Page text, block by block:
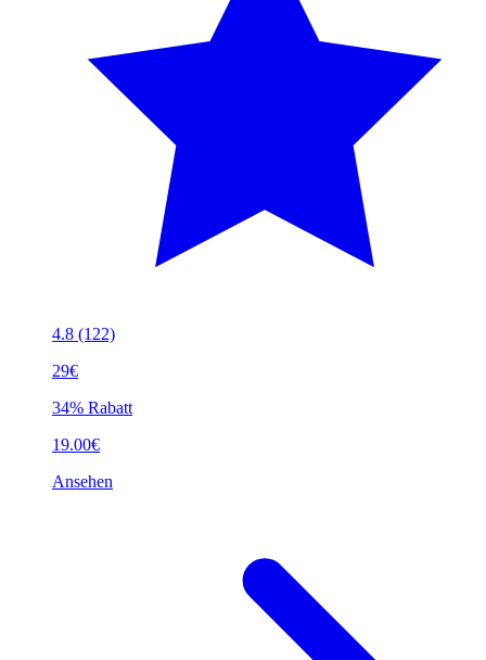
4.8 (122)
29€
34% Rabatt
19.00€
Ansehen